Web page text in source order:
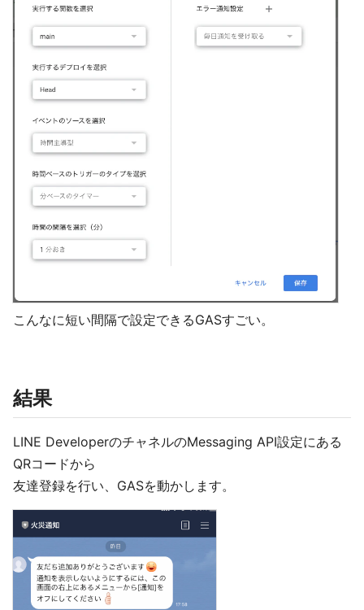
こんなに短い間隔で設定できるGASすごい。
結果
LINE DeveloperのチャネルのMessaging API設定にある
QRコードから
友達登録を行い、GASを動かします。